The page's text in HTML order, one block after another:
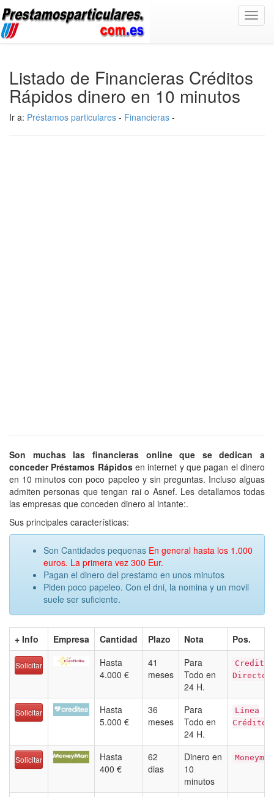
Listado de Financieras Créditos
Rápidos dinero en 10 minutos
Ir a: Préstamos particulares - Financieras -
Son muchas las financieras online que se dedican a
conceder Préstamos Rápidosen internet y que pagan el dinero
en 10 minutos con poco papeleo y sin preguntas. Incluso alguas
admiten personas que tengan rai o Asnef. Les detallamos todas
las empresas que conceden dinero al intante:.
Sus principales características:
Son Cantidades pequenas En general hasta los 1.000
euros. La primera vez 300 Eur.
Pagan el dinero del prestamo en unos minutos
Piden poco papeleo. Con el dni, la nomina y un movil
suele ser suficiente.
+ Info Empresa Cantidad Plazo Nota Pos.
Solicitar
Hasta
4.000 €
41
meses
Para
Todo en
24 H.
Credito
Directo
Solicitar
Hasta
5.000 €
36
meses
Para
Todo en
24 H.
Línea
Crédito
Solicitar
Hasta
400 €
62
dias
Dinero en
10
minutos
Moneyman